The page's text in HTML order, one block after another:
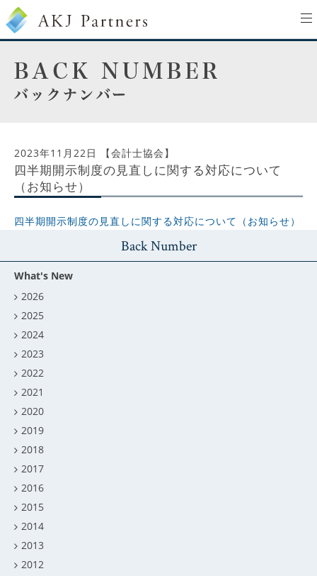
2023年11月22日 【会計士協会】
四半期開示制度の見直しに関する対応について
（お知らせ）
四半期開示制度の見直しに関する対応について（お知らせ）
Back Number
What's New
2026
2025
2024
2023
2022
2021
2020
2019
2018
2017
2016
2015
2014
2013
2012